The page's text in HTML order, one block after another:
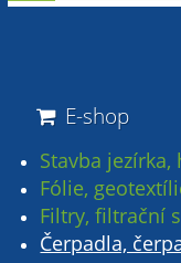
E-shop
Stavba
Fólie,
Filtry, filtrační
Čerpadla,